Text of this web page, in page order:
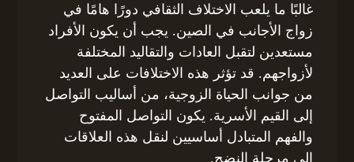
غالبًا ما يلعب الاختلاف الثقافي دورًا هامًا في
زواج الأجانب في الصين. يجب أن يكون الأفراد
مستعدين لتقبل العادات والتقاليد المختلفة
لأزواجهم. قد تؤثر هذه الاختلافات على العديد
من جوانب الحياة الزوجية، من أساليب التواصل
إلى القيم الأسرية. يكون التواصل المفتوح
والفهم المتبادل أساسيين لنقل هذه العلاقات
إلى مرحلة النضج.